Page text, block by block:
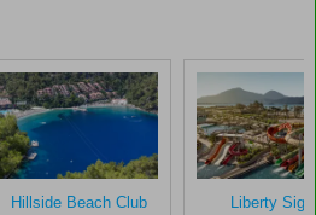
Hillside Beach Club Liberty